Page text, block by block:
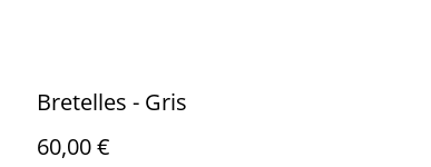
Bretelles - Gris
60,00 €